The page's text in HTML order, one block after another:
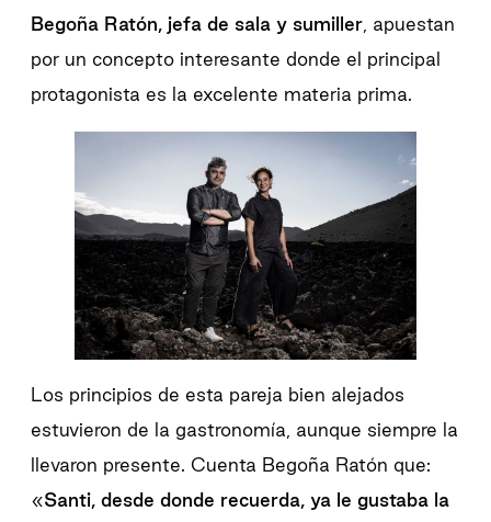
Begoña Ratón, jefa de sala y sumiller, apuestan
por un concepto interesante donde el principal
protagonista es la excelente materia prima.
Los principios de esta pareja bien alejados
estuvieron de la gastronomía, aunque siempre la
llevaron presente. Cuenta Begoña Ratón que:
«Santi, desde donde recuerda, ya le gustaba la